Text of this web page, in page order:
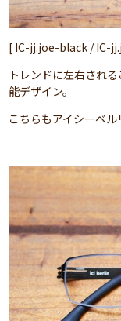
[ IC-jj.joe-black / IC-
トレンドに左右され
能デザイン。
こちらもアイシーベ